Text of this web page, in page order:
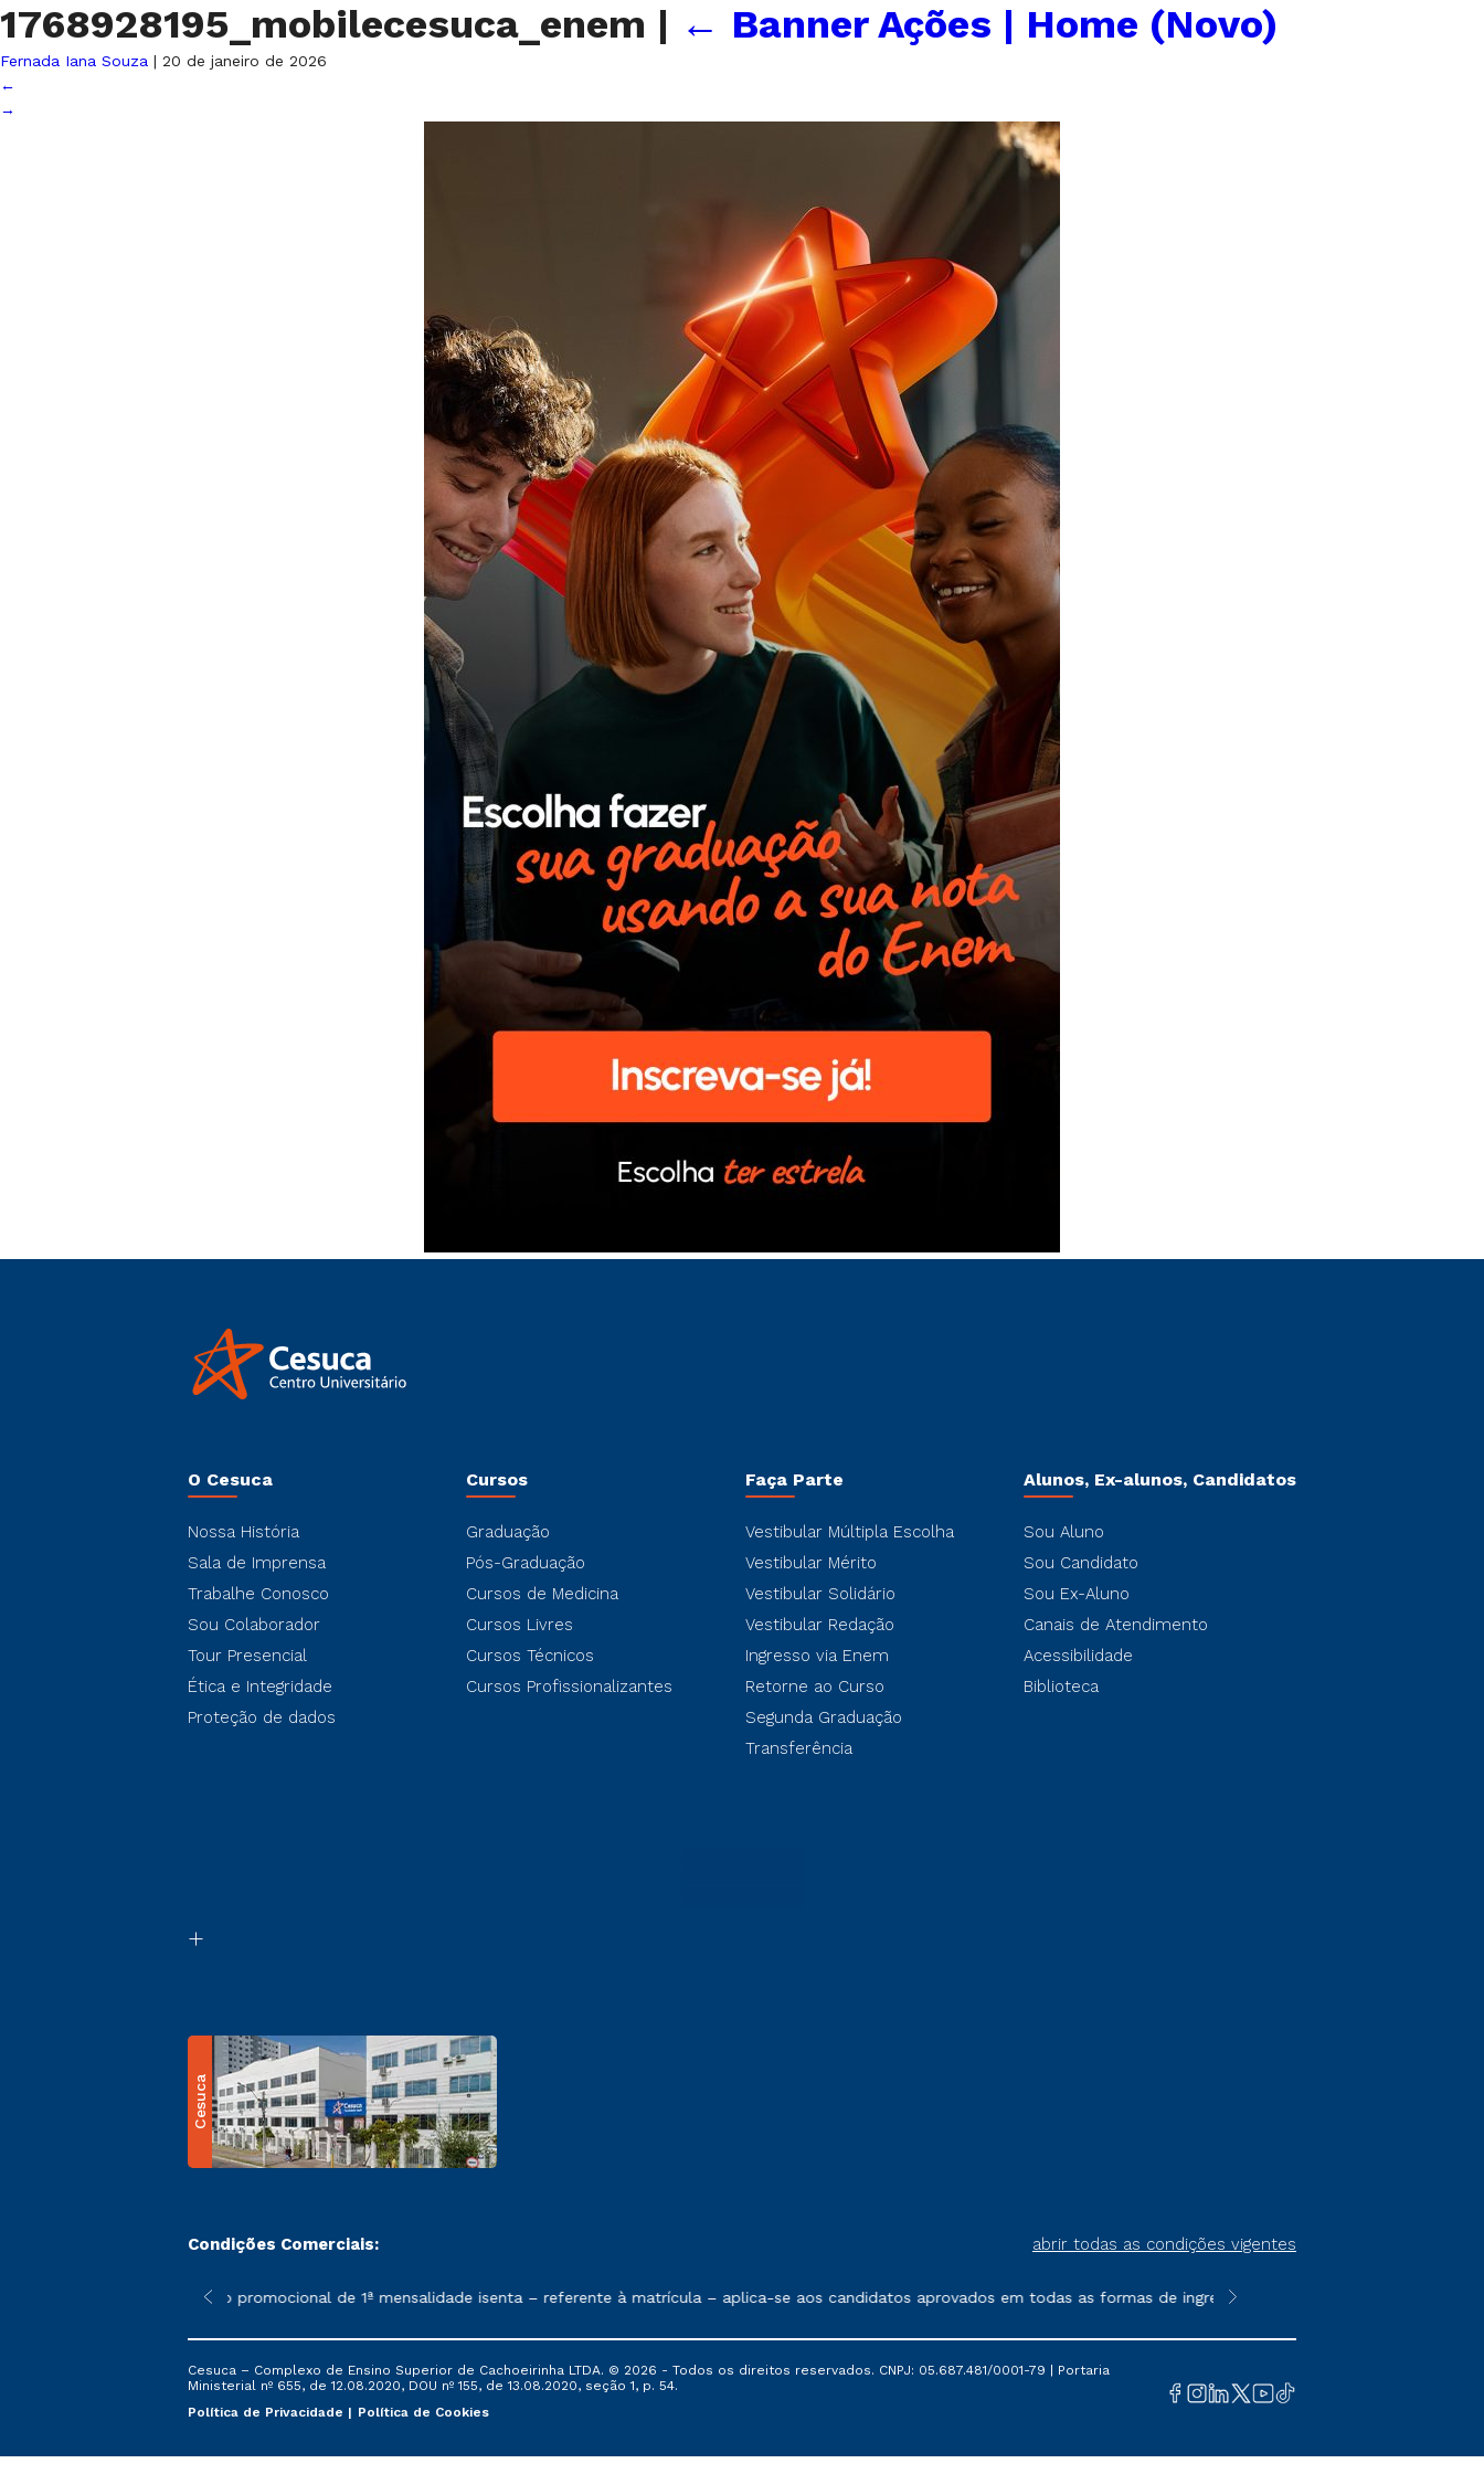
1768928195_mobilecesuca_enem | ← Banner Ações | Home (Novo)
Fernada Iana Souza | 20 de janeiro de 2026
←
→
O Cesuca
Nossa História
Sala de Imprensa
Trabalhe Conosco
Sou Colaborador
Tour Presencial
Ética e Integridade
Proteção de dados
Cursos
Graduação
Pós-Graduação
Cursos de Medicina
Cursos Livres
Cursos Técnicos
Cursos Profissionalizantes
Faça Parte
Vestibular Múltipla Escolha
Vestibular Mérito
Vestibular Solidário
Vestibular Redação
Ingresso via Enem
Retorne ao Curso
Segunda Graduação
Transferência
Alunos, Ex-alunos, Candidatos
Sou Aluno
Sou Candidato
Sou Ex-Aluno
Canais de Atendimento
Acessibilidade
Biblioteca
Cesuca
Condições Comerciais: abrir todas as condições vigentes
sofrer alterações nos períodos de rematrícula conforme exposto no contrato de prestação de serviços
*A condição promocional de 1ª mensalidade isenta – referente à matrícula – aplica-se aos candidatos aprovados em todas as formas de ingresso, exceto na prova on-line ou
**Semipresencial é um formato do
Cesuca – Complexo de Ensino Superior de Cachoeirinha LTDA. © 2026 - Todos os direitos reservados. CNPJ: 05.687.481/0001-79 | Portaria
Ministerial nº 655, de 12.08.2020, DOU nº 155, de 13.08.2020, seção 1, p. 54.
Política de Privacidade
Política de Cookies